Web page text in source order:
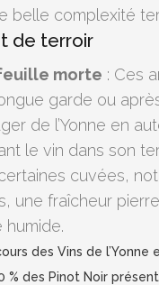
belle complexité
de terroir
morte : Ces
garde ou
de l’Yonne en
le vin dans son
cuvées,
une fraîcheur
humide.
des Vins de l’Yonne
% des Pinot Noir